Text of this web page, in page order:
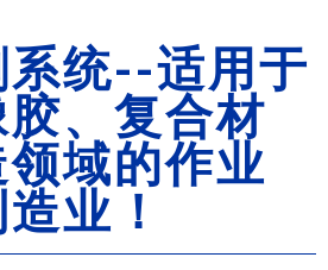
统--适用于
、复合材
域的作业
业！